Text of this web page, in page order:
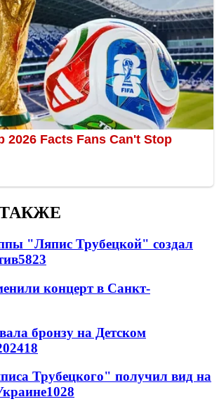
"Ляпис Трубецкой" создал
5823
концерт в Санкт-
бронзу на Детском
18
Трубецкого" получил вид на
1028